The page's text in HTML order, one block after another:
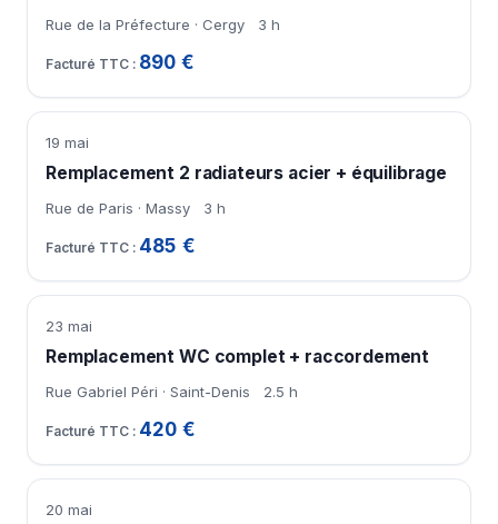
Rue de la Préfecture · Cergy 3 h
890 €
19 mai
Remplacement 2 radiateurs acier + équilibrage
Rue de Paris · Massy 3 h
485 €
23 mai
Remplacement WC complet + raccordement
Rue Gabriel Péri · Saint-Denis 2.5 h
420 €
20 mai